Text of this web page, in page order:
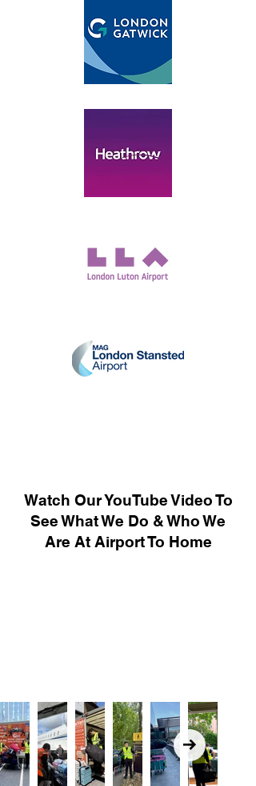
Watch Our YouTube Video To
See What We Do & Who We
Are At Airport To Home